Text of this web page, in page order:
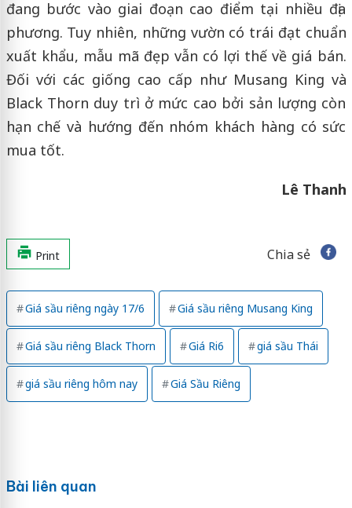
đang bước vào giai đoạn cao điểm tại nhiều địa
phương. Tuy nhiên, những vườn có trái đạt chuẩn
xuất khẩu, mẫu mã đẹp vẫn có lợi thế về giá bán.
Đối với các giống cao cấp như Musang King và
Black Thorn duy trì ở mức cao bởi sản lượng còn
hạn chế và hướng đến nhóm khách hàng có sức
mua tốt.
Lê Thanh
Print Chia sẻ
Giá sầu riêng ngày 17/6 Giá sầu riêng Musang King
Giá sầu riêng Black Thorn Giá Ri6 giá sầu Thái
giá sầu riêng hôm nay Giá Sầu Riêng
Bài liên quan